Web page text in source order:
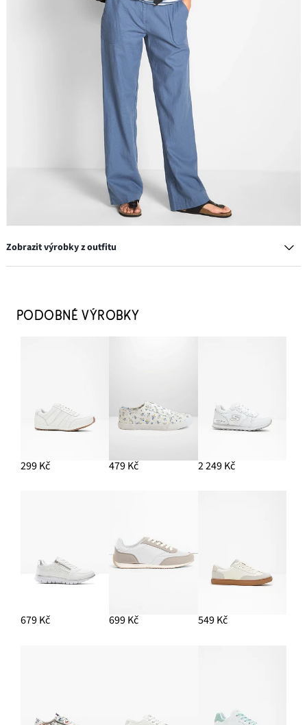
Zobrazit výrobky z outfitu
599 Kč
PŘIDAT DO KOŠÍKU
Kruhové náušnice
PŘIDAT DO KOŠÍKU
PODOBNÉ VÝROBKY
299 Kč 479 Kč 2 249 Kč
679 Kč 699 Kč 549 Kč